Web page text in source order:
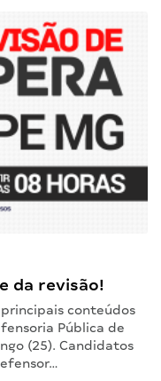
da revisão!
conteúdos
Pública de
(25). Candidatos